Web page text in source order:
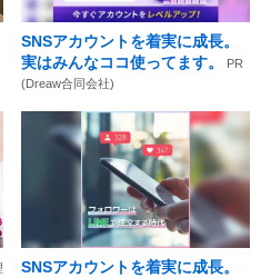
SNSアカウントを着実に成長。
実はみんなココ使ってます。
PR
(Dreaw合同会社)
SNSアカウントを着実に成長。